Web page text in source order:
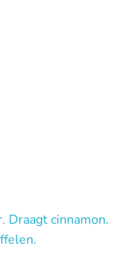
Draagt cinnamon.